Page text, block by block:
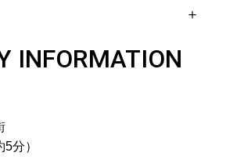
程進んだ右側です。
程進んだ右側です。
＋
）1台につき1,500円（税
INFORMATION
分）